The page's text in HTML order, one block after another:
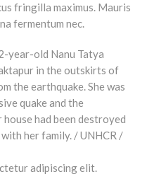
fringilla maximus. Mauris
fermentum nec.
adipiscing elit.